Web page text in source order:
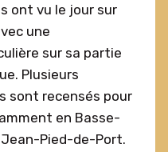
ont vu le jour sur
une
sur sa partie
Plusieurs
sont recensés pour
en Basse-
Pied-de-Port.